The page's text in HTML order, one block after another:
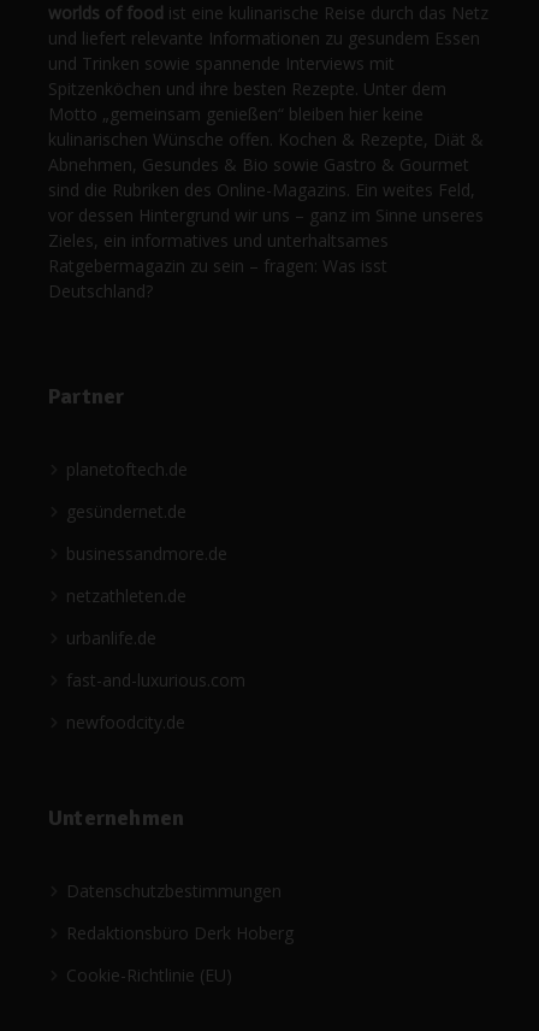
worlds of food ist eine kulinarische Reise durch das Netz
und liefert relevante Informationen zu gesundem Essen
und Trinken sowie spannende Interviews mit
Spitzenköchen und ihre besten Rezepte. Unter dem
Motto „gemeinsam genießen“ bleiben hier keine
kulinarischen Wünsche offen. Kochen & Rezepte, Diät &
Abnehmen, Gesundes & Bio sowie Gastro & Gourmet
sind die Rubriken des Online-Magazins. Ein weites Feld,
vor dessen Hintergrund wir uns – ganz im Sinne unseres
Zieles, ein informatives und unterhaltsames
Ratgebermagazin zu sein – fragen: Was isst
Deutschland?
Partner
planetoftech.de
gesündernet.de
businessandmore.de
netzathleten.de
urbanlife.de
fast-and-luxurious.com
newfoodcity.de
Unternehmen
Datenschutzbestimmungen
Redaktionsbüro Derk Hoberg
Cookie-Richtlinie (EU)